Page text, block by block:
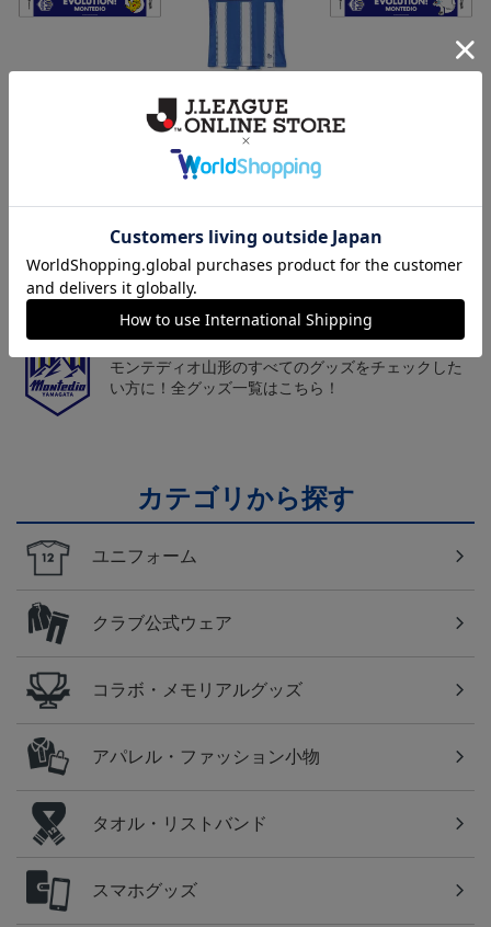
チュウ タオルマフラー
26/27オーセンティックユ
ニフォーム半袖（FP1st）
18,700円～23,760円 2,500円
山形
チームマスコット「ディーオ」グッズは、サポータ
ーやファン必見！
山形
モンテディオ山形のすべてのグッズをチェックした
い方に！全グッズ一覧はこちら！
カテゴリから探す
ユニフォーム
クラブ公式ウェア
コラボ・メモリアルグッズ
アパレル・ファッション小物
タオル・リストバンド
スマホグッズ